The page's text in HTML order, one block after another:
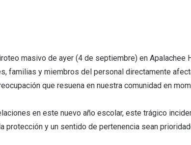
masivo de ayer (4 de septiembre) en Apalachee
familias y miembros del personal directamente
que resuena en nuestra comunidad en
en este nuevo año escolar, este trágico
protección y un sentido de pertenencia sean